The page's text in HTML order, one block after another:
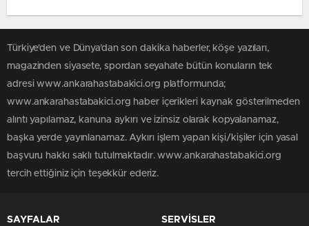
Türkiye'den ve Dünya’dan son dakika haberler, köşe yazıları,
magazinden siyasete, spordan seyahate bütün konuların tek
adresi www.ankarahastabakici.org platformunda;
www.ankarahastabakici.org haber içerikleri kaynak gösterilmeden
alıntı yapılamaz, kanuna aykırı ve izinsiz olarak kopyalanamaz,
başka yerde yayınlanamaz. Aykırı işlem yapan kişi/kişiler için yasal
başvuru hakkı saklı tutulmaktadır. www.ankarahastabakici.org
tercih ettiğiniz için teşekkür ederiz.
SAYFALAR SERVİSLER